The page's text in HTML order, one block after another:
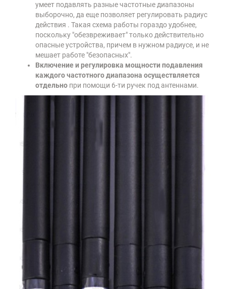
умеет подавлять разные частотные диапазоны
выборочно, да еще позволяет регулировать радиус
действия . Такая схема работы гораздо удобнее,
поскольку "обезвреживает" только действительно
опасные устройства, причем в нужном радиусе, и не
мешает работе "безопасных".
Включение и регулировка мощности подавления
каждого частотного диапазона осуществляется
отдельно при помощи 6-ти ручек под антеннами.